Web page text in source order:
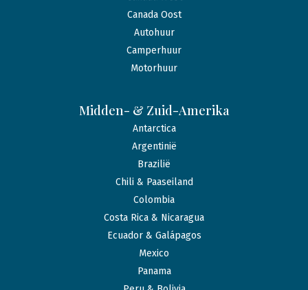
Canada Oost
Autohuur
Camperhuur
Motorhuur
Midden- & Zuid-Amerika
Antarctica
Argentinië
Brazilië
Chili & Paaseiland
Colombia
Costa Rica & Nicaragua
Ecuador & Galápagos
Mexico
Panama